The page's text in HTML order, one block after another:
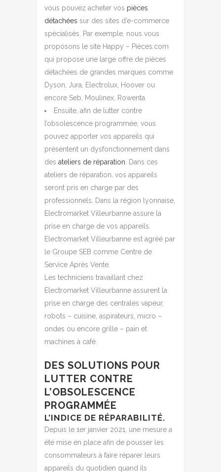
vous pouvez acheter vos pièces
détachées sur des sites d’e-commerce
spécialisés. Par exemple, nous vous
proposons le site Happy – Pièces.com
qui propose une large offre de pièces
détachées de grandes marques comme
Dyson, Jura, Electrolux, Hoover ou
encore Seb, Moulinex, Rowenta.
Ensuite, afin de lutter contre
l’obsolescence programmée, vous
pouvez apporter vos appareils qui
présentent un dysfonctionnement dans
des ateliers de réparation . Dans ces
ateliers de réparation, vos appareils
seront pris en charge par des
professionnels. Dans la région lyonnaise,
Electromarket Villeurbanne assure la
prise en charge de vos appareils.
Electromarket Villeurbanne est agréé par
le Groupe SEB comme Centre de
Service Après Vente.
Les techniciens travaillant chez
Electromarket Villeurbanne assurent la
prise en charge des centrales vapeur,
robots – cuisine, aspirateurs, micro –
ondes ou encore grille – pain et
machines à café.
DES SOLUTIONS POUR
LUTTER CONTRE
L’OBSOLESCENCE
PROGRAMMÉE
L’INDICE DE RÉPARABILITÉ.
Depuis le 1er janvier 2021, une mesure a
été mise en place afin de pousser les
consommateurs à faire réparer leurs
appareils du quotidien quand ils